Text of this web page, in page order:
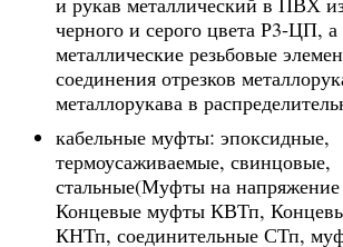
черного и серого цвета Р3-ЦП, а
металлические резьбовые
соединения отрезков
металлорукава в
кабельные муфты: эпоксидные,
термоусаживаемые, свинцовые,
стальные(Муфты на
Концевые муфты КВТп,
КНТп, соединительные СТп,